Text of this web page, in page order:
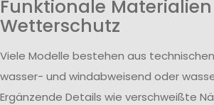
Funktionale
Wetterschutz
Viele Modelle bestehen aus
wasser- und windabweisend oder
Ergänzende Details wie verschweißte